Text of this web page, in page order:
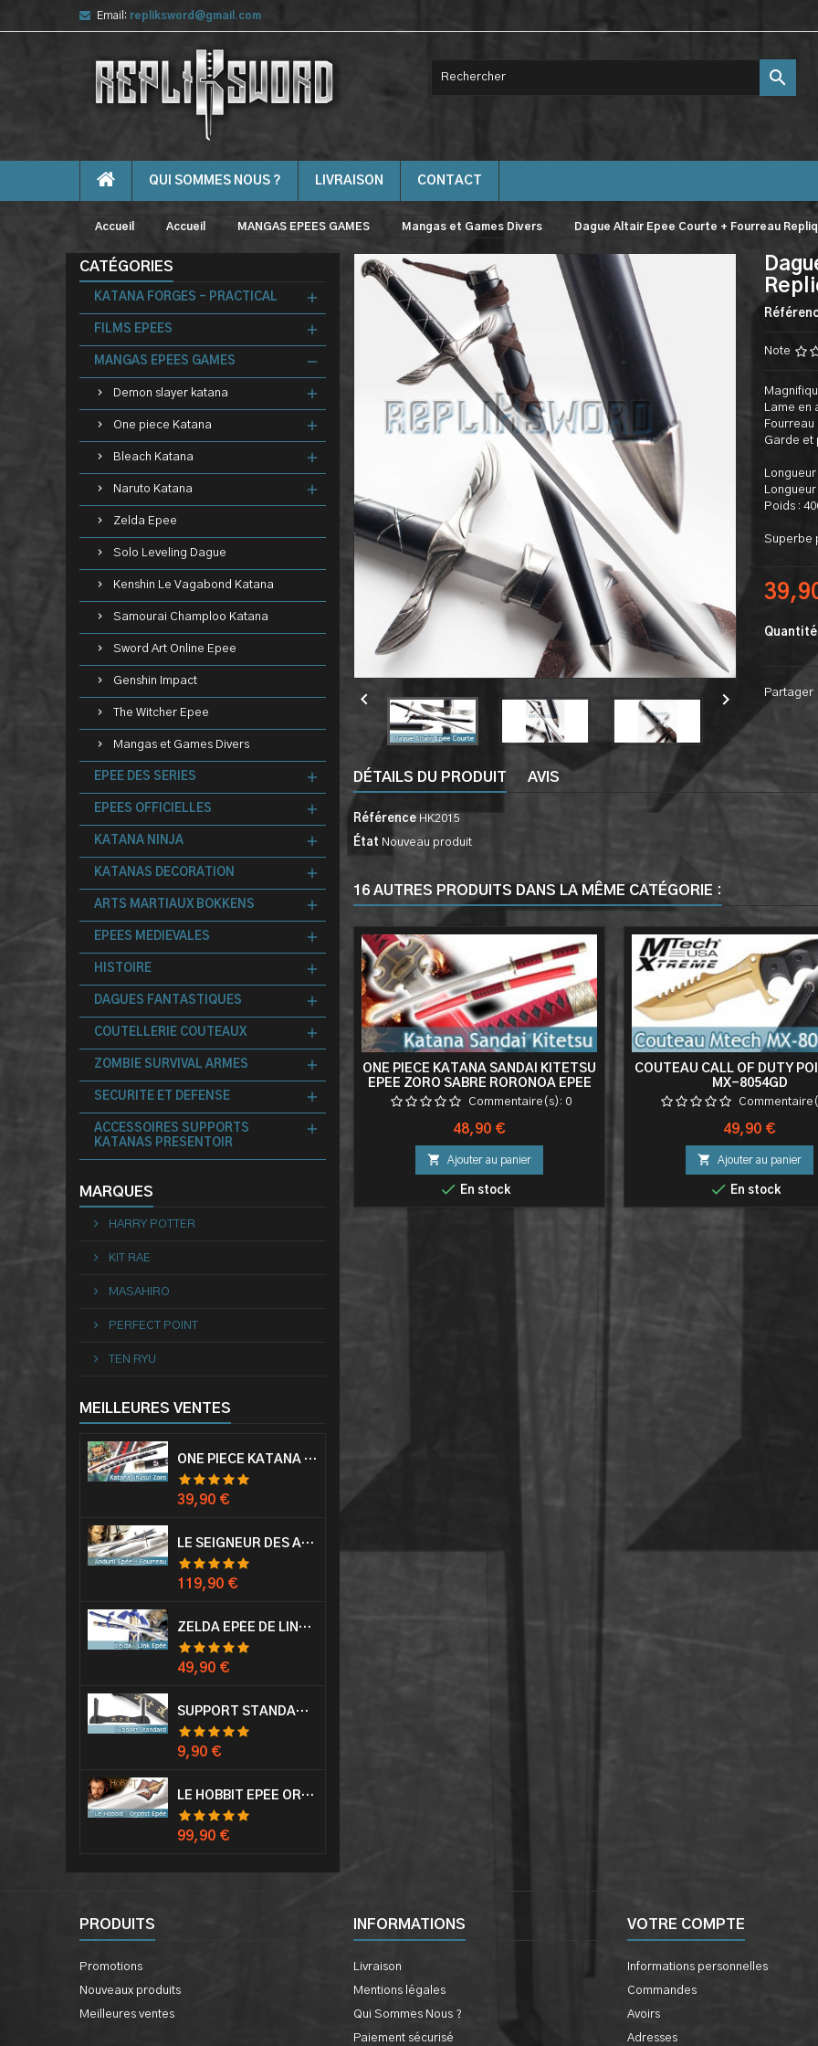
Email: repliksword@gmail.com

QUI SOMMES NOUS ? LIVRAISON CONTACT
Accueil Accueil MANGAS EPEES GAMES Mangas et Games Divers Dague Altair Epee Courte + Fourreau
CATÉGORIES
KATANA FORGES - PRACTICAL
FILMS EPEES
MANGAS EPEES GAMES
Demon slayer katana
One piece Katana
Bleach Katana
Naruto Katana
Zelda Epee
Solo Leveling Dague
Kenshin Le Vagabond Katana
Samourai Champloo Katana
Sword Art Online Epee
Genshin Impact
The Witcher Epee
Mangas et Games Divers
EPEE DES SERIES
EPEES OFFICIELLES
KATANA NINJA
KATANAS DECORATION
ARTS MARTIAUX BOKKENS
EPEES MEDIEVALES
HISTOIRE
DAGUES FANTASTIQUES
COUTELLERIE COUTEAUX
ZOMBIE SURVIVAL ARMES
SECURITE ET DEFENSE
ACCESSOIRES SUPPORTS
KATANAS PRESENTOIR
MARQUES
HARRY POTTER
KIT RAE
MASAHIRO
PERFECT POINT
TEN RYU
MEILLEURES VENTES
ONE PIECE KATANA ZORO RORONOA SHUSUI EPÉE SABRE ACIER
Prix
39,90 €
LE SEIGNEUR DES ANNEAUX EPÉE ANDURIL ARAGORN
Prix
119,90 €
ZELDA EPÉE DE LINK AVEC FOURREAU MASTER SWORD EPEE
Prix
49,90 €
SUPPORT STANDARD KATANA EPÉE
Prix
9,90 €
LE HOBBIT EPÉE ORCRIST EPÉE DE THORIN SABRE + PLAQUE MURALE EN BOIS
Prix
99,90 €
 
Note
Lame en
Garde et
Poids :
Superbe
Quantité
Partager
DÉTAILS DU PRODUIT AVIS
Référence HK2015
État Nouveau produit
16 AUTRES PRODUITS DANS LA MÊME CATÉGORIE :
ONE PIECE KATANA SANDAI KITETSU
EPEE ZORO SABRE RORONOA EPEE
Commentaire(s): 0
Prix
48,90 €
 Ajouter au panier
 En stock
COUTEAU CALL OF DUTY
MX-8054GD
Prix
49,90 €
 Ajouter au panier
 En stock
PRODUITS
Promotions
Nouveaux produits
Meilleures ventes
INFORMATIONS
Livraison
Mentions légales
Qui Sommes Nous ?
Paiement sécurisé
VOTRE COMPTE
Informations personnelles
Commandes
Avoirs
Adresses